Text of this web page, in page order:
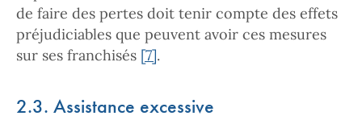
de faire des pertes doit tenir compte des effets
préjudiciables que peuvent avoir ces mesures
sur ses franchisés [7].
2.3. Assistance excessive